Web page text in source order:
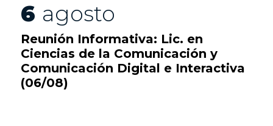
6 agosto
Reunión Informativa: Lic. en
Ciencias de la Comunicación y
Comunicación Digital e Interactiva
(06/08)